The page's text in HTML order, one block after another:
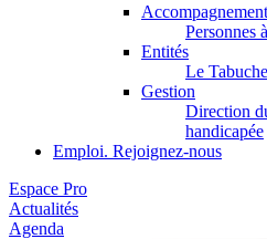
Accompagnement
Personnes
Entités
Le
Gestion
Direction
handicapée
Emploi. Rejoignez-nous
Espace Pro
Actualités
Agenda